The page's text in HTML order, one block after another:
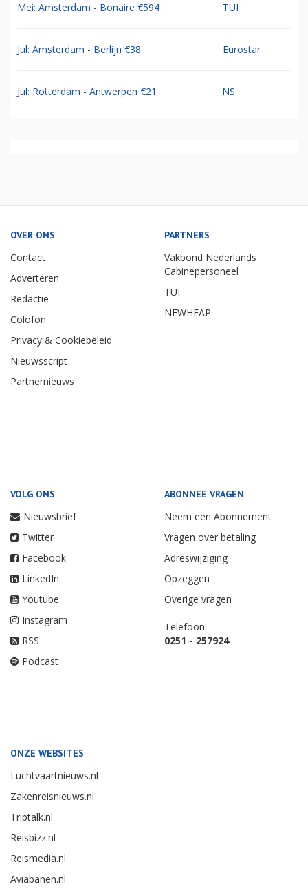
Mei: Amsterdam - Bonaire €594 TUI
Jul: Amsterdam - Berlijn €38 Eurostar
Jul: Rotterdam - Antwerpen €21 NS
OVER ONS
Contact
Adverteren
Redactie
Colofon
Privacy & Cookiebeleid
Nieuwsscript
Partnernieuws
PARTNERS
Vakbond Nederlands
Cabinepersoneel
TUI
NEWHEAP
VOLG ONS
Nieuwsbrief
Twitter
Facebook
LinkedIn
Youtube
Instagram
RSS
Podcast
ABONNEE VRAGEN
Neem een Abonnement
Vragen over betaling
Adreswijziging
Opzeggen
Overige vragen
Telefoon:
0251 - 257924
ONZE WEBSITES
Luchtvaartnieuws.nl
Zakenreisnieuws.nl
Triptalk.nl
Reisbizz.nl
Reismedia.nl
Aviabanen.nl